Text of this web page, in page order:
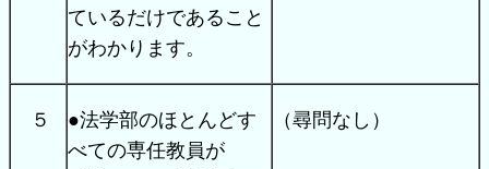
ているだけであること
がわかります。
５
●法学部のほとんどす
べての専任教員が
（尋問なし）